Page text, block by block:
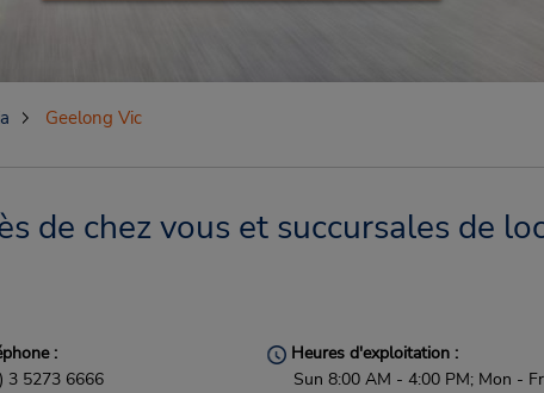
Geelong Vic
de chez vous et succursales de
:
3 5273 6666
Heures d'exploitation :
Sun 8:00 AM - 4:00 PM; Mon -